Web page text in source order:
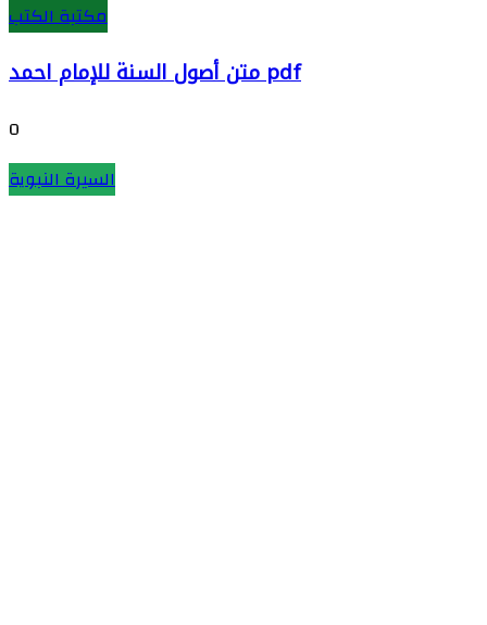
مكتبة الكتب
متن أصول السنة للإمام احمد pdf
0
السيرة النبوية